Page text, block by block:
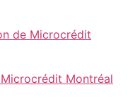
de Microcrédit
Montréal